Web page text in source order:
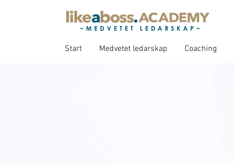
Start Medvetet ledarskap Coaching